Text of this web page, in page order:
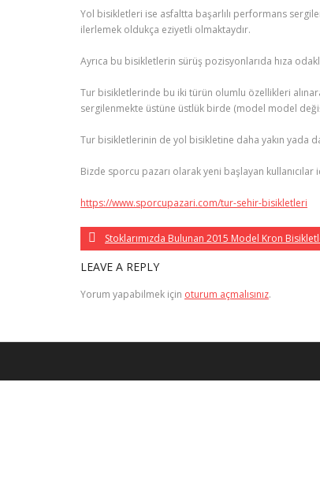
Yol bisikletleri ise asfaltta başarlılı performans
ilerlemek oldukça eziyetli olmaktaydır.
Ayrıca bu bisikletlerin sürüş pozisyonlarıda hıza
Tur bisikletlerinde bu iki türün olumlu özellikleri
sergilenmekte üstüne üstlük birde (model model
Tur bisikletlerinin de yol bisikletine daha yakın yada
Bizde sporcu pazarı olarak yeni başlayan
https://www.sporcupazari.com/tur-sehir-bisikletleri
Stoklarımızda Bulunan 2015 Model Kron
LEAVE A REPLY
Yorum yapabilmek için oturum açmalısınız.